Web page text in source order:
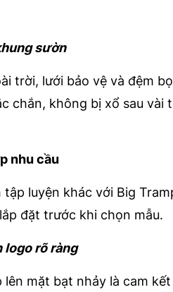
sườn
trời, lưới bảo vệ và đệm
chắn, không bị xổ sau
nhu cầu
luyện khác với Big
đặt trước khi chọn mẫu.
logo rõ ràng
mặt bạt nhảy là cam